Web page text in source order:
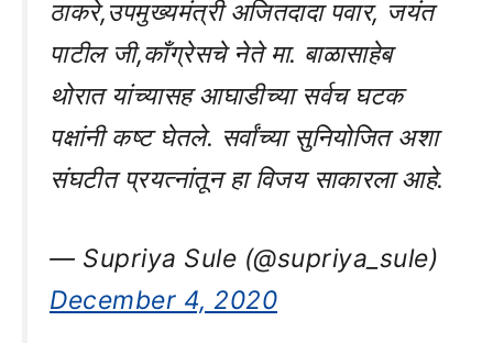
ठाकरे,उपमुख्यमंत्री अजितदादा पवार, जयंत
पाटील जी,काँग्रेसचे नेते मा. बाळासाहेब
थोरात यांच्यासह आघाडीच्या सर्वच घटक
पक्षांनी कष्ट घेतले. सर्वांच्या सुनियोजित अशा
संघटीत प्रयत्नांतून हा विजय साकारला आहे.
— Supriya Sule (@supriya_sule)
December 4, 2020